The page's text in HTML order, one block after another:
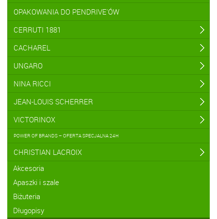
OPAKOWANIA DO PENDRIVE'ÓW
CERRUTI 1881
CACHAREL
UNGARO
NINA RICCI
JEAN-LOUIS SCHERRER
VICTORINOX
POWER OF BRANDS – OFERTA SPECJALNA 24H
CHRISTIAN LACROIX
Akcesoria
Apaszki i szale
Biżuteria
Długopisy